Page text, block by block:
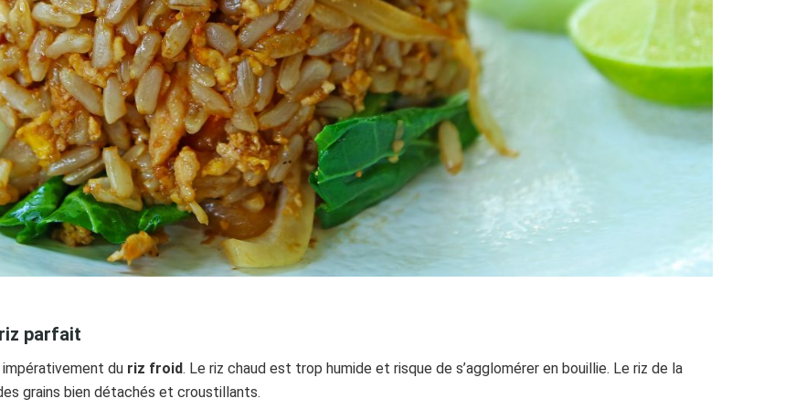
parfait
du riz froid. Le riz chaud est trop humide et risque de s’agglomérer en bouillie. Le riz de la
grains bien détachés et croustillants.